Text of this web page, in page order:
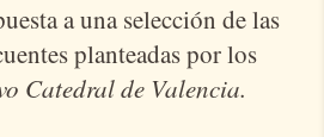
a una se­lec­ción de las
plan­tea­das por los
Catedral de Valencia.